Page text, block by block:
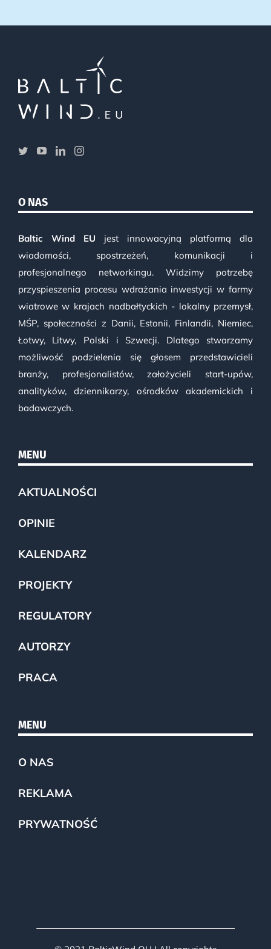
O NAS
Baltic Wind EU jest innowacyjną platformą dla
wiadomości, spostrzeżeń, komunikacji i
profesjonalnego networkingu. Widzimy potrzebę
przyspieszenia procesu wdrażania inwestycji w farmy
wiatrowe w krajach nadbałtyckich - lokalny przemysł,
MŚP, społeczności z Danii, Estonii, Finlandii, Niemiec,
Łotwy, Litwy, Polski i Szwecji. Dlatego stwarzamy
możliwość podzielenia się głosem przedstawicieli
branży, profesjonalistów, założycieli start-upów,
analityków, dziennikarzy, ośrodków akademickich i
badawczych.
MENU
AKTUALNOŚCI
OPINIE
KALENDARZ
PROJEKTY
REGULATORY
AUTORZY
PRACA
MENU
O NAS
REKLAMA
PRYWATNOŚĆ